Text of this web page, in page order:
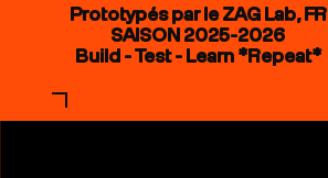
Prototypés par le ZAG Lab, FR
SAISON 2025-2026
Build - Test - Learn *Repeat*